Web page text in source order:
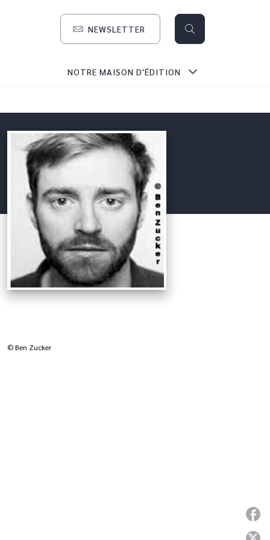
NEWSLETTER
NOTRE MAISON D'ÉDITION
© Ben Zucker